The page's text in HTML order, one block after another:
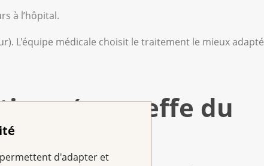
d'adapter et
à l’hôpital.
L'équipe médicale choisit le traitement le mieux adapté
(ou greffe du